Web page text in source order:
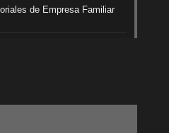
de Empresa Familiar